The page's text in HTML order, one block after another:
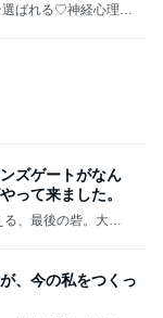
ばれる♡神経心理学
、今の私をつくっ
女性専門｜大城戸飛